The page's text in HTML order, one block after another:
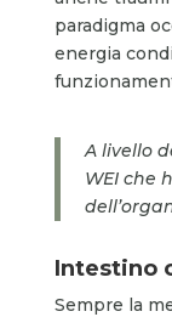
paradigma
energia
A livello
WEI che
Intestino
Sempre la